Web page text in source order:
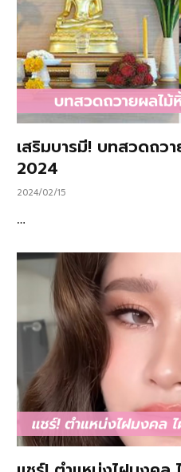
เสริมบารมี! บทสวดถว
2024
2024/02/15
…